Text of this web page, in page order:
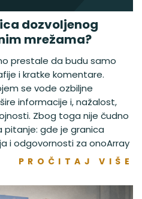
dozvoljenog
mrežama?
prestale da budu samo
i kratke komentare.
se vode ozbiljne
informacije i, nažalost,
Zbog toga nije čudno
gde je granica
i odgovornosti za onoArray
PROČITAJ VIŠE